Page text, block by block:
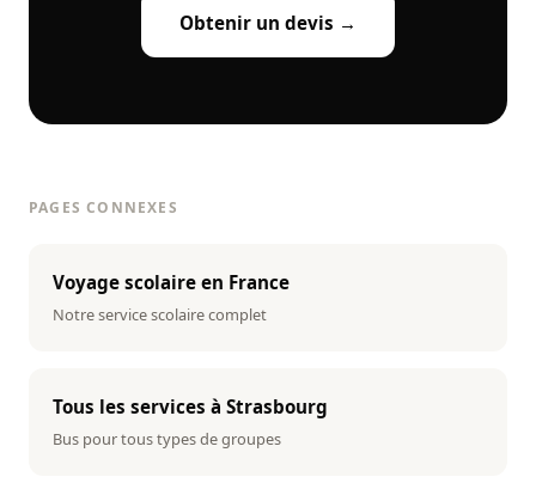
Obtenir un devis →
PAGES CONNEXES
Voyage scolaire en France
Notre service scolaire complet
Tous les services à Strasbourg
Bus pour tous types de groupes